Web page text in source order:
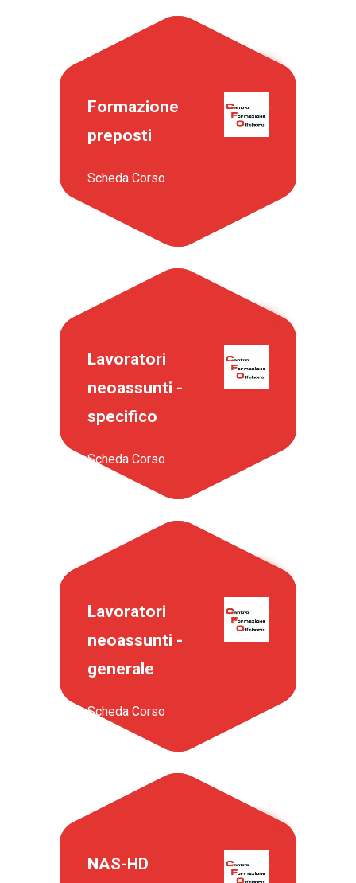
Formazione
preposti
Scheda Corso
Lavoratori
neoassunti -
specifico
Scheda Corso
Lavoratori
neoassunti -
generale
Scheda Corso
NAS-HD